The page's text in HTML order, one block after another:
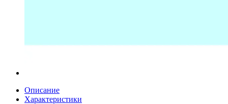
Описание
Характеристики